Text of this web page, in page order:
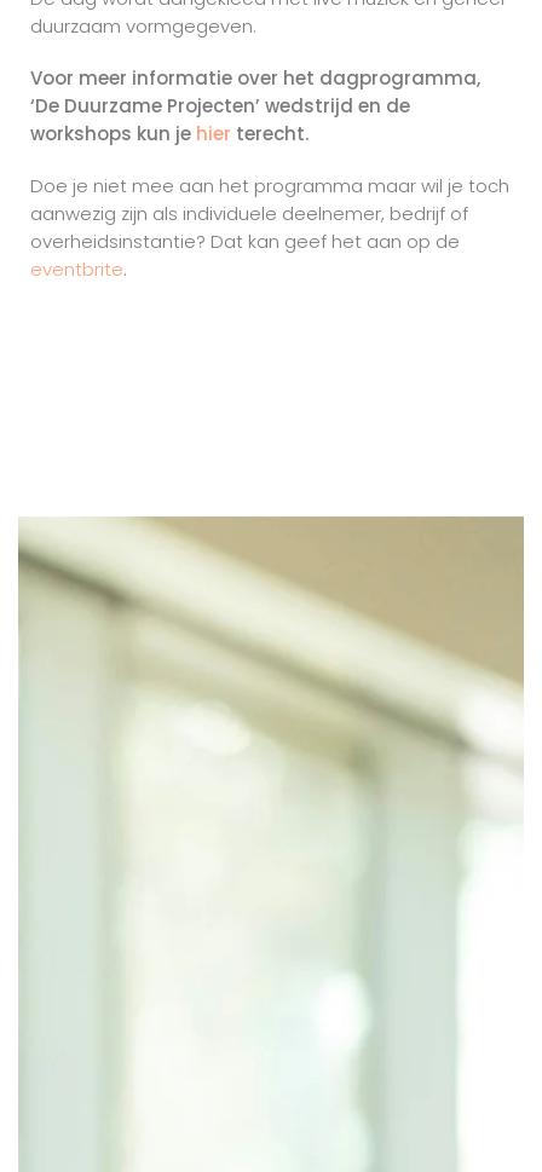
duurzaam vormgegeven.
Voor meer informatie over het dagprogramma,
‘De Duurzame Projecten’ wedstrijd en de
workshops kun je hier terecht.
Doe je niet mee aan het programma maar wil je toch
aanwezig zijn als individuele deelnemer, bedrijf of
overheidsinstantie? Dat kan geef het aan op de
eventbrite.